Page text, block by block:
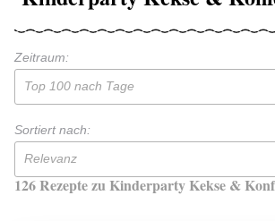
Zeitraum:
Top 100 nach Tage
Sortiert nach:
Relevanz
126 Rezepte zu Kinderparty Kekse &